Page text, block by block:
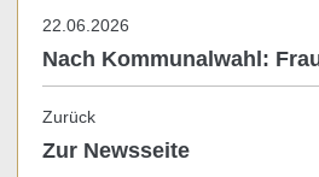
22.06.2026
Nach Kommunalwahl:
Zurück
Zur Newsseite